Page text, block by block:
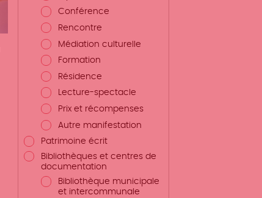
Conférence
Rencontre
Médiation culturelle
Formation
Résidence
Lecture-spectacle
Prix et récompenses
Autre manifestation
Patrimoine écrit
Bibliothèques et centres de
documentation
Bibliothèque municipale
et intercommunale